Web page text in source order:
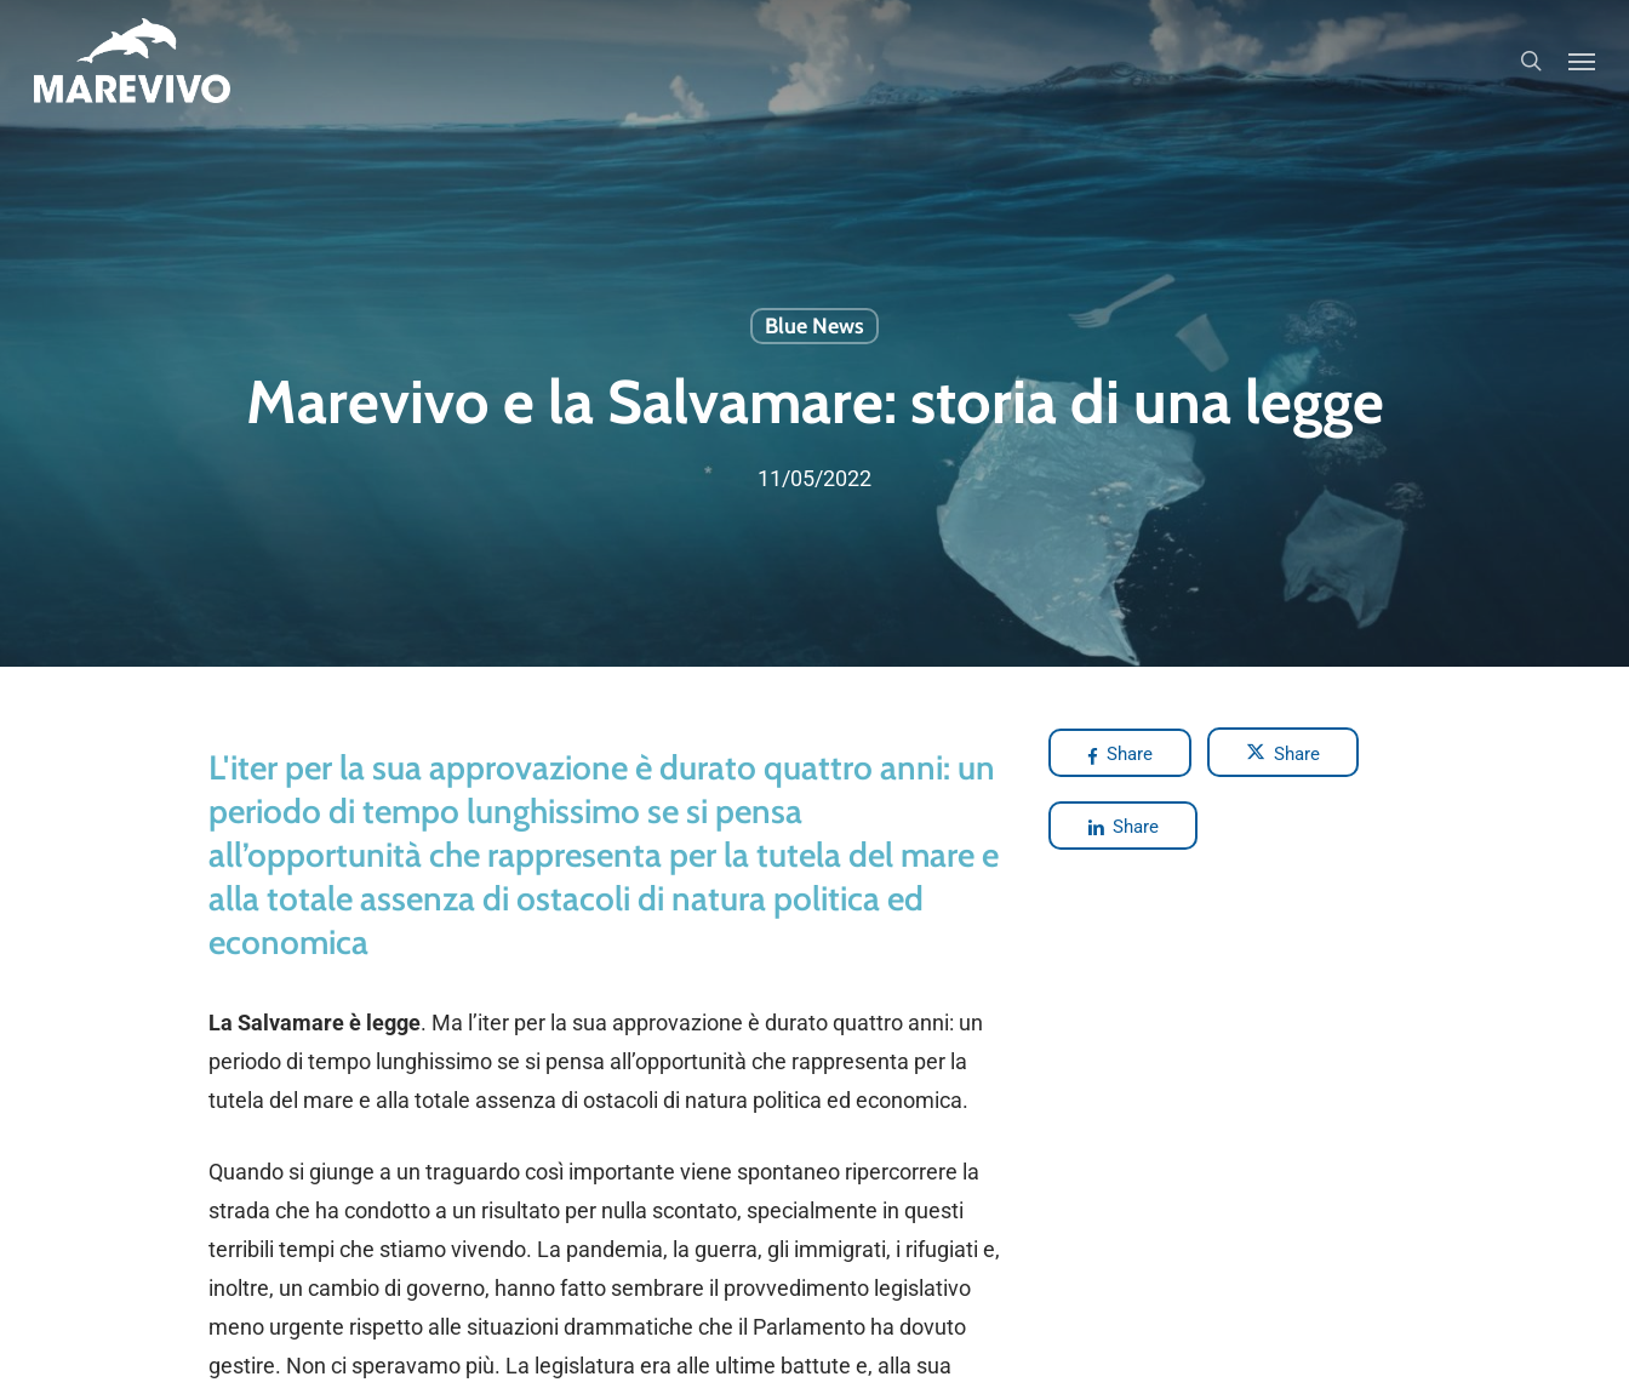
main
content
search
Blue News
Marevivo e la Salvamare: storia di una legge
11/05/2022
L'iter per la sua approvazione è durato quattro anni: un
periodo di tempo lunghissimo se si pensa
all’opportunità che rappresenta per la tutela del mare e
alla totale assenza di ostacoli di natura politica ed
economica
La Salvamare è legge. Ma l’iter per la sua approvazione è durato quattro anni: un
periodo di tempo lunghissimo se si pensa all’opportunità che rappresenta per la
tutela del mare e alla totale assenza di ostacoli di natura politica ed economica.
Quando si giunge a un traguardo così importante viene spontaneo ripercorrere la
strada che ha condotto a un risultato per nulla scontato, specialmente in questi
terribili tempi che stiamo vivendo. La pandemia, la guerra, gli immigrati, i rifugiati e,
inoltre, un cambio di governo, hanno fatto sembrare il provvedimento legislativo
meno urgente rispetto alle situazioni drammatiche che il Parlamento ha dovuto
gestire. Non ci speravamo più. La legislatura era alle ultime battute e, alla sua
Share Share
Share